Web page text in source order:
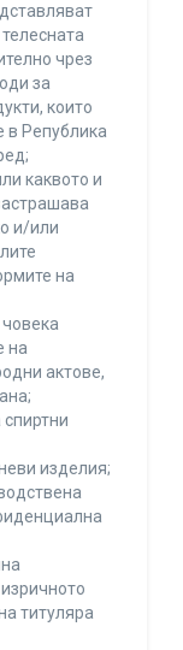
чрез
за
които
в Република
каквото и
и/или
на
на
актове,
изделия;
титуляра